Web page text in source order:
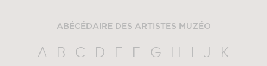
ABÉCÉDAIRE DES ARTISTES MUZÉO
A B C D E F G H I J
K